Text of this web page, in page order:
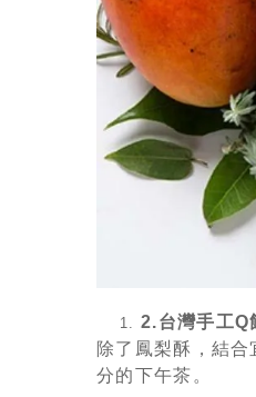
2.台灣手工Q
除了鳳梨酥，結
分的下午茶。